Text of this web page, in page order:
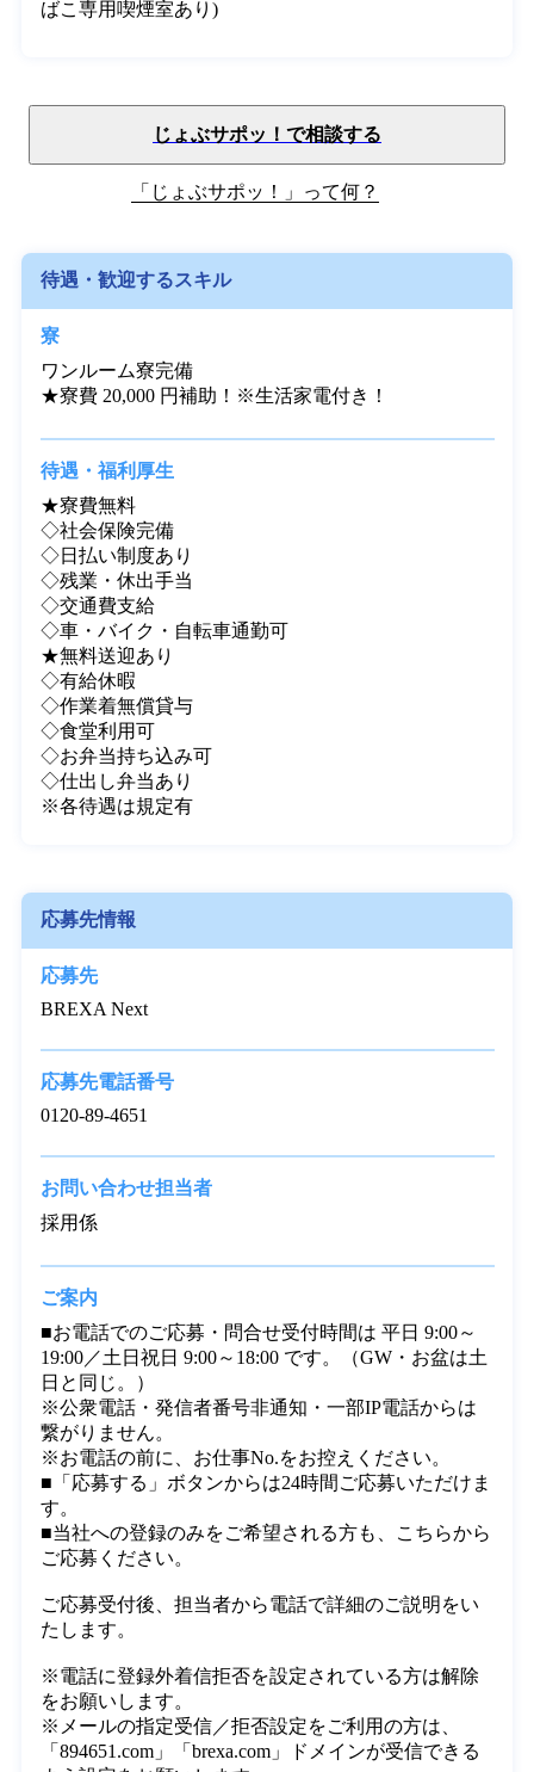
ばこ専用喫煙室あり)
「じょぶサポッ！」って何？
待遇・歓迎するスキル
ワンルーム寮完備
★寮費 20,000 円補助！※生活家電付き！
待遇・福利厚生
★寮費無料
◇社会保険完備
◇日払い制度あり
◇残業・休出手当
◇交通費支給
◇車・バイク・自転車通勤可
★無料送迎あり
◇有給休暇
◇作業着無償貸与
◇仕出し弁当あり
※各待遇は規定有
応募先
BREXA Next
応募先電話番号
0120-89-4651
お問い合わせ担当者
採用係
ご案内
■お電話でのご応募・問合せ受付時間は 平日 9:00～
19:00／土日祝日 9:00～18:00 です。（GW・お盆は土
日と同じ。）
※公衆電話・発信者番号非通知・一部IP電話からは
繋がりません。
※お電話の前に、お仕事No.をお控えください。
■「応募する」ボタンからは24時間ご応募いただけま
す。
■当社への登録のみをご希望される方も、こちらから
ご応募ください。
ご応募受付後、担当者から電話で詳細のご説明をい
たします。